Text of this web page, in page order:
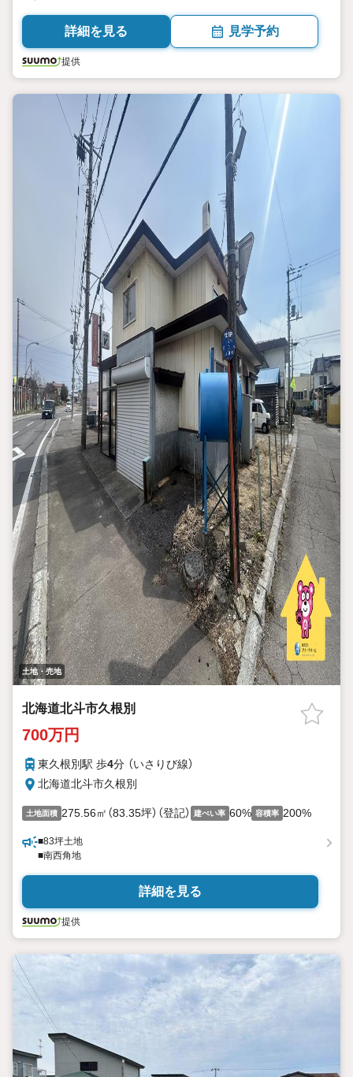
詳細を見る 見学予約
提供
土地・売地
北海道北斗市久根別
700万円
東久根別駅 歩4分 （いさりび線）
北海道北斗市久根別
土地面積 275.56㎡（83.35坪）（登記） 建ぺい率 60% 容積率 200%
■83坪土地
■南西角地
詳細を見る
提供